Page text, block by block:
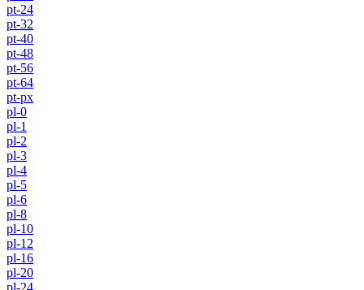
pt-24
pt-32
pt-40
pt-48
pt-56
pt-64
pt-px
pl-0
pl-1
pl-2
pl-3
pl-4
pl-5
pl-6
pl-8
pl-10
pl-12
pl-16
pl-20
pl-24